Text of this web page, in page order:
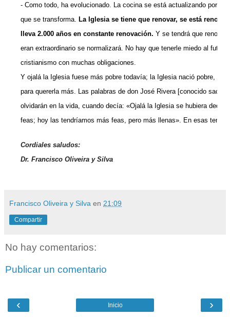
- Como todo, ha evolucionado. La cocina se está actualizando
que se transforma.
La Iglesia se tiene que renovar, se está
lleva 2.000 años en constante renovación. Y se tendrá que
eran extraordinario se normalizará. No hay que tenerle miedo al
cristianismo con muchas obligaciones.
Y ojalá la Iglesia fuese más pobre todavía; la Iglesia nació pobre,
para quererla más. Las palabras de don José Rivera [conocido
olvidarán en la vida, cuando decía: «Ojalá la Iglesia se hubiera
feas; hoy las tendríamos más feas, pero más llenas». En esas
Cordiales saludos:
Dr. Francisco Oliveira y Silva
Francisco Oliveira y Silva en 21:09
Compartir
No hay comentarios:
Publicar un comentario
‹ ›
Inicio